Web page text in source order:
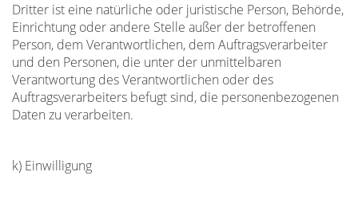
Dritter ist eine natürliche oder juristische Person, Behörde,
Einrichtung oder andere Stelle außer der betroffenen
Person, dem Verantwortlichen, dem Auftragsverarbeiter
und den Personen, die unter der unmittelbaren
Verantwortung des Verantwortlichen oder des
Auftragsverarbeiters befugt sind, die personenbezogenen
Daten zu verarbeiten.
k) Einwilligung